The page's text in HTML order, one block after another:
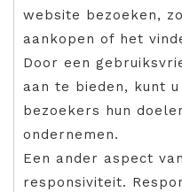
website bezoeken,
aankopen of het
Door een
aan te bieden, kunt
bezoekers hun
ondernemen.
Een ander aspect
responsiviteit.